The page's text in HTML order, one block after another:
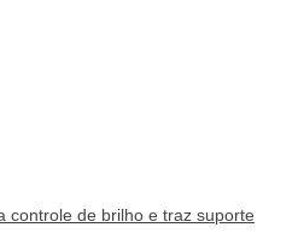
controle de brilho e traz suporte